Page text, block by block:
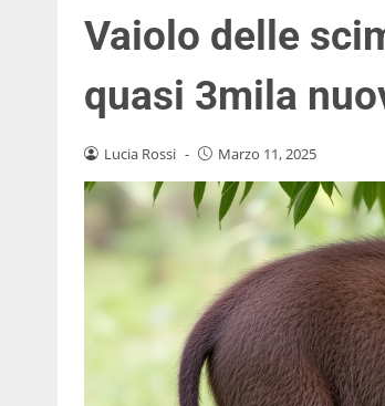
Vaiolo delle
quasi 3mila
Lucia Rossi - Marzo 11, 2025